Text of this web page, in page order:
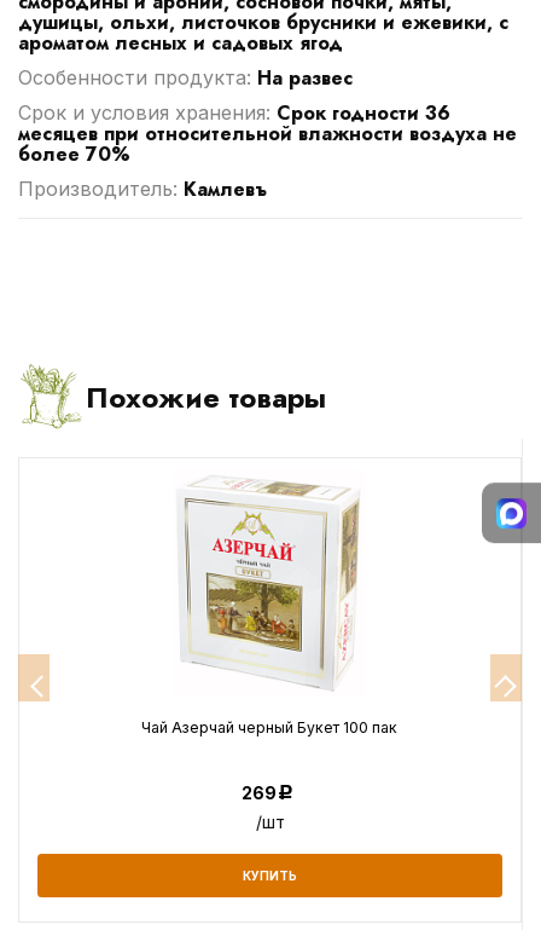
душицы, ольхи, листочков брусники и ежевики, с
ароматом лесных и садовых ягод
Особенности продукта: На развес
Срок и условия хранения: Срок годности 36
месяцев при относительной влажности воздуха не
более 70%
Производитель: Камлевъ
Похожие товары
Чай Азерчай черный Букет 100 пак
269Р
/шт
КУПИТЬ